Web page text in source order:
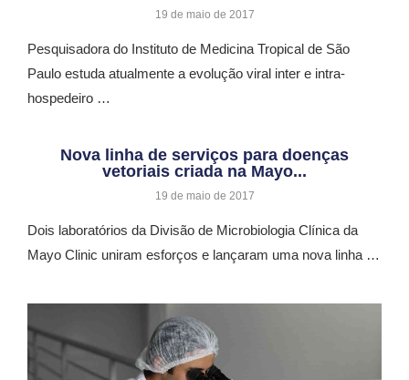
19 de maio de 2017
Pesquisadora do Instituto de Medicina Tropical de São
Paulo estuda atualmente a evolução viral inter e intra-
hospedeiro …
Nova linha de serviços para doenças
vetoriais criada na Mayo...
19 de maio de 2017
Dois laboratórios da Divisão de Microbiologia Clínica da
Mayo Clinic uniram esforços e lançaram uma nova linha …